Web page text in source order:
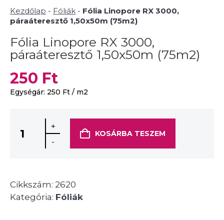
Kezdőlap - Fóliák - Fólia Linopore RX 3000,
páraáteresztő 1,50x50m (75m2)
Fólia Linopore RX 3000,
páraáteresztő 1,50x50m (75m2)
250 Ft
Egységár: 250 Ft / m2
+
-
KOSÁRBA TESZEM
Cikkszám: 2620
Kategória: Fóliák